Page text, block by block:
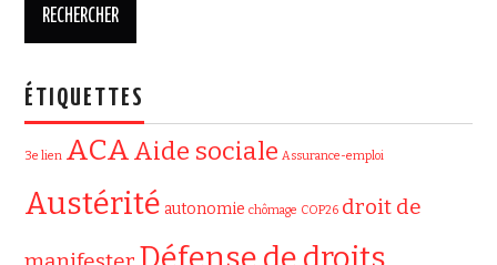
ÉTIQUETTES
3e lien ACAAide sociale Assurance-emploi
Austérité autonomie chômage COP26 droit de